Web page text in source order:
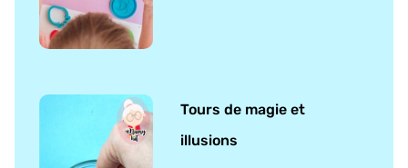
Tours de magie et
illusions